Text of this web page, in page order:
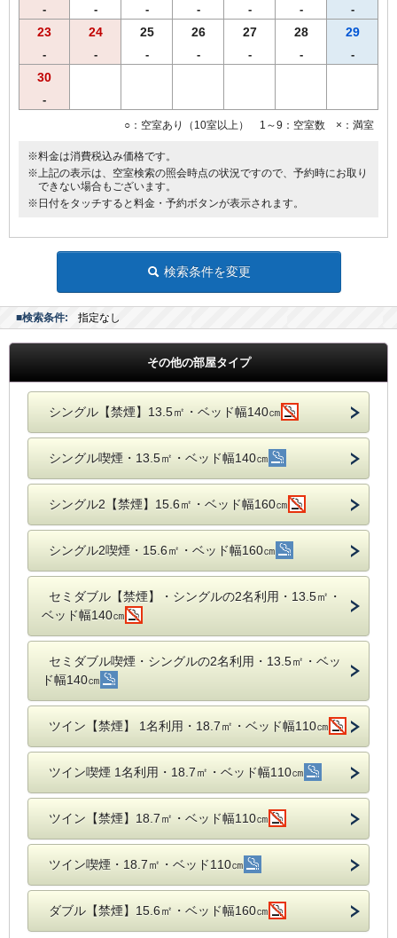
- - - - - - -
23
-
24
-
25
-
26
-
27
-
28
-
29
-
30
-
○：空室あり（10室以上） 1～9：空室数 ×：満室
※料金は消費税込み価格です。
※上記の表示は、空室検索の照会時点の状況ですので、予約時にお取り
できない場合もございます。
※日付をタッチすると料金・予約ボタンが表示されます。
検索条件を変更
■検索条件: 指定なし
その他の部屋タイプ
シングル【禁煙】13.5㎡・ベッド幅140㎝
シングル喫煙・13.5㎡・ベッド幅140㎝
シングル2【禁煙】15.6㎡・ベッド幅160㎝
シングル2喫煙・15.6㎡・ベッド幅160㎝
セミダブル【禁煙】・シングルの2名利用・13.5㎡・
ベッド幅140㎝
セミダブル喫煙・シングルの2名利用・13.5㎡・ベッ
ド幅140㎝
ツイン【禁煙】 1名利用・18.7㎡・ベッド幅110㎝
ツイン喫煙 1名利用・18.7㎡・ベッド幅110㎝
ツイン【禁煙】18.7㎡・ベッド幅110㎝
ツイン喫煙・18.7㎡・ベッド110㎝
ダブル【禁煙】15.6㎡・ベッド幅160㎝